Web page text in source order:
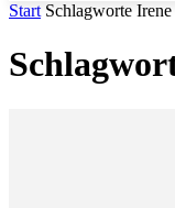
Start Schlagworte